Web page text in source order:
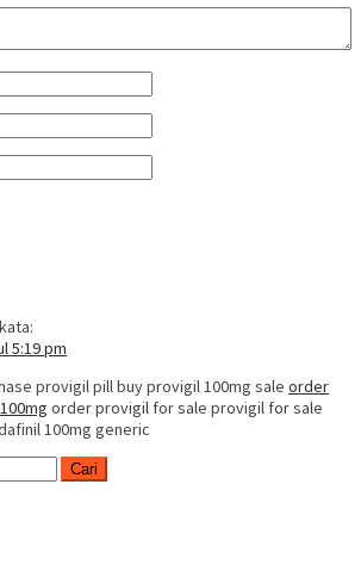
5:19 pm
provigil pill buy provigil 100mg sale order
order provigil for sale provigil for sale
100mg generic